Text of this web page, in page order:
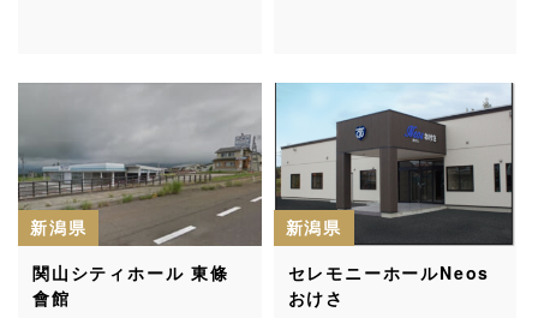
新潟県
関山シティホール 東條
會館
新潟県
セレモニーホールNeos
おけさ